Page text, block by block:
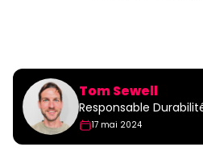
Tom Sewell
Responsable
17 mai 2024